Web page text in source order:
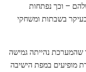
– וכך נפתחות
בשבתות ומשחקי
שהמערכת נהייתה גמישה
מופיעים במפת הישיבה